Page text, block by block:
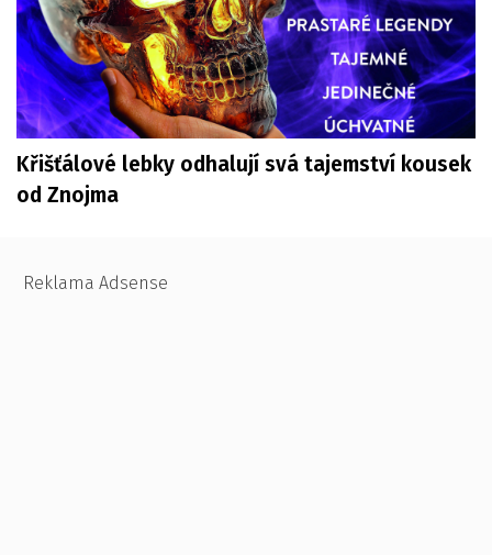
Křišťálové lebky odhalují svá tajemství kousek
od Znojma
Reklama Adsense